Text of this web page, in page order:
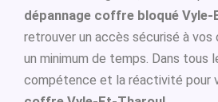
dépannage coffre bloqué Vyle-
retrouver un accès sécurisé à vos
un minimum de temps. Dans tous
compétence et la réactivité pour